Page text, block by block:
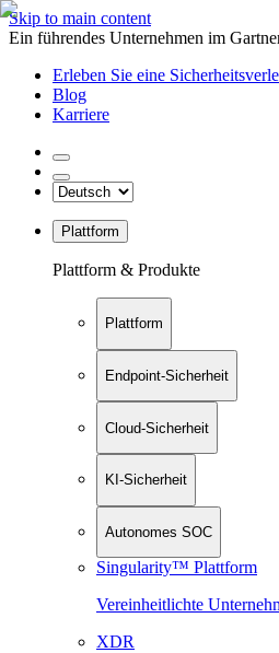
Skip to main content
Ein führendes Unternehmen im
Erleben Sie eine
Blog
Karriere
Plattform
Plattform & Produkte
Plattform
Endpoint-Sicherheit
Cloud-Sicherheit
KI-Sicherheit
Autonomes SOC
Singularity™ Plattform
Vereinheitlichte
XDR